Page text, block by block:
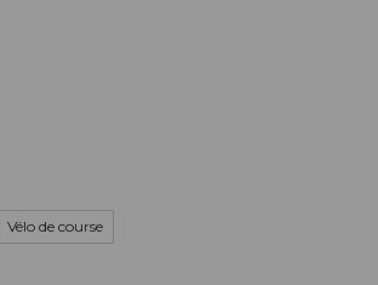
Vélo de course